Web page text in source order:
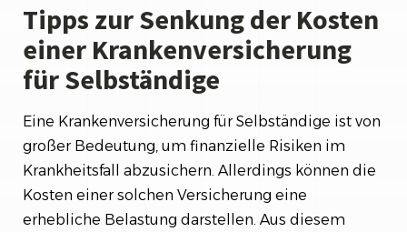
Tipps zur Senkung der Kosten
einer Krankenversicherung
für Selbständige
Eine Krankenversicherung für Selbständige ist von
großer Bedeutung, um finanzielle Risiken im
Krankheitsfall abzusichern. Allerdings können die
Kosten einer solchen Versicherung eine
erhebliche Belastung darstellen. Aus diesem